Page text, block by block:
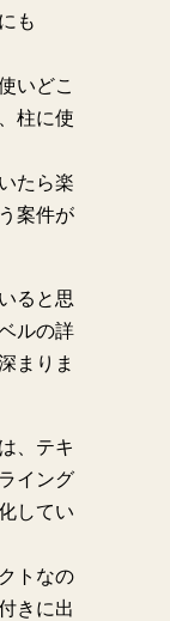
も
いどこ
柱に使
たら楽
案件が
ると思
ルの詳
まりま
は、テキ
イング
してい
トなの
きに出